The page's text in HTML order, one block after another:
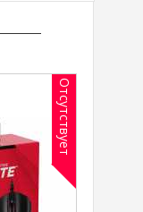
Отсутствует